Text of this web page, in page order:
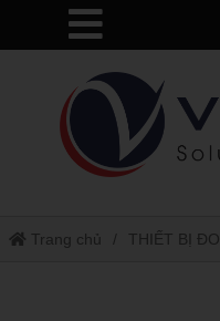
Trang chủ THIẾT BỊ ĐO